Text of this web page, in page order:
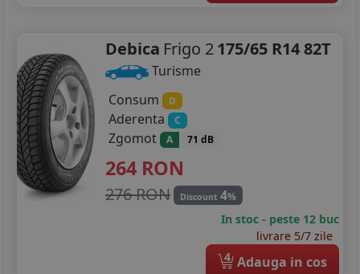
Debica Frigo 2175/65 R14 82T
Turisme
Consum
D
Aderenta C
Zgomot A 71 dB
264 RON
276 RON Discount 4%
In stoc - peste 12 buc
livrare 5/7 zile
4 Adauga in cos